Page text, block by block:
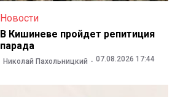
Новости
В Кишиневе пройдет репитиция
парада
Николай Пахольницкий 07.08.2026 17:44